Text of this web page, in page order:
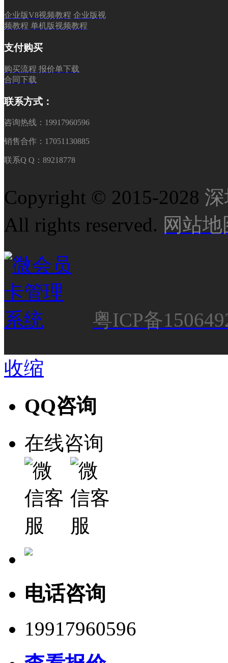
企业版V8视频教程 企业版视
频教程 单机版视频教程
支付购买
购买流程 报价单下载
合同下载
联系方式：
咨询热线：19917960596
销售合作：17051130885
联系Q Q：89218778
Copyright © 2015-2028
All rights reserved. 网站地
粤ICP备
收缩
QQ咨询
在线咨询
电话咨询
19917960596